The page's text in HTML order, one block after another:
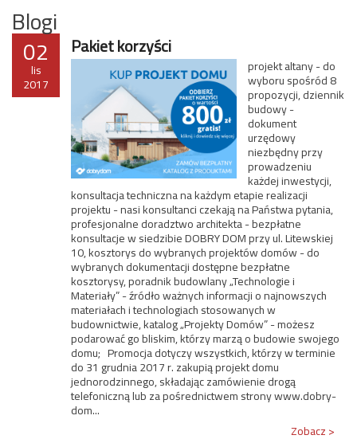
Blogi
02
lis
2017
Pakiet korzyści
projekt altany - do
wyboru spośród 8
propozycji, dziennik
budowy -
dokument
urzędowy
niezbędny przy
prowadzeniu
każdej inwestycji,
konsultacja techniczna na każdym etapie realizacji
projektu - nasi konsultanci czekają na Państwa pytania,
profesjonalne doradztwo architekta - bezpłatne
konsultacje w siedzibie DOBRY DOM przy ul. Litewskiej
10, kosztorys do wybranych projektów domów - do
wybranych dokumentacji dostępne bezpłatne
kosztorysy, poradnik budowlany „Technologie i
Materiały” - źródło ważnych informacji o najnowszych
materiałach i technologiach stosowanych w
budownictwie, katalog „Projekty Domów” - możesz
podarować go bliskim, którzy marzą o budowie swojego
domu; Promocja dotyczy wszystkich, którzy w terminie
do 31 grudnia 2017 r. zakupią projekt domu
jednorodzinnego, składając zamówienie drogą
telefoniczną lub za pośrednictwem strony www.dobry-
dom...
Zobacz >